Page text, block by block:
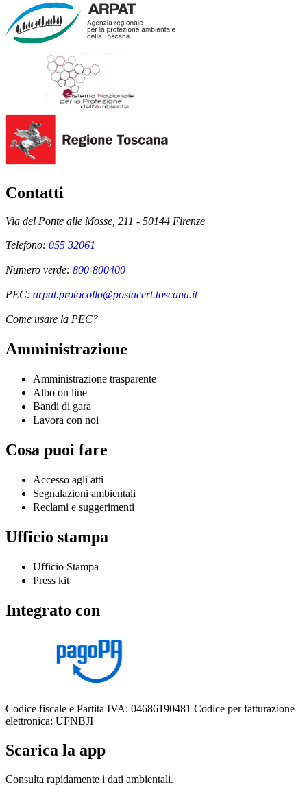
Contatti
Via del Ponte alle Mosse, 211 - 50144 Firenze
Telefono: 055 32061
Numero verde: 800-800400
PEC: arpat.protocollo@postacert.toscana.it
Come usare la PEC?
Amministrazione
Amministrazione trasparente
Albo on line
Bandi di gara
Lavora con noi
Cosa puoi fare
Accesso agli atti
Segnalazioni ambientali
Reclami e suggerimenti
Ufficio stampa
Ufficio Stampa
Press kit
Integrato con
Codice fiscale e Partita IVA: 04686190481 Codice per fatturazione
elettronica: UFNBJI
Scarica la app
Consulta rapidamente i dati ambientali.